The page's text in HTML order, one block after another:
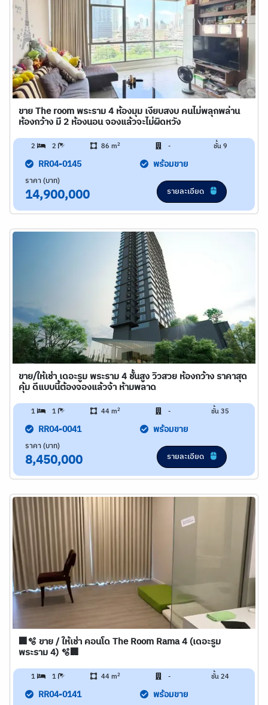
ขาย The room พระราม 4 ห้องมุม เงียบสงบ คนไม่พลุกพล่าน
ห้องกว้าง มี 2 ห้องนอน จองแล้วจะไม่ผิดหวัง
2 2 86 m2 - ชั้น 9
RR04-0145 พร้อมขาย
ราคา (บาท)
14,900,000 รายละเอียด
ขาย/ให้เช่า เดอะรูม พระราม 4 ชั้นสูง วิวสวย ห้องกว้าง ราคาสุด
คุ้ม ดีแบบนี้ต้องจองแล้วจ้า ห้ามพลาด
1 1 44 m2 - ชั้น 35
RR04-0041 พร้อมขาย
ราคา (บาท)
8,450,000 รายละเอียด
🏢🫧 ขาย / ให้เช่า คอนโด The Room Rama 4 (เดอะรูม
พระราม 4) 🫧🏢
1 1 44 m2 - ชั้น 24
RR04-0141 พร้อมขาย